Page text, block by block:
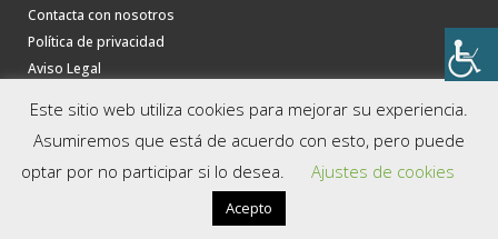
Contacta con nosotros
Política de privacidad
Aviso Legal
Este sitio web utiliza cookies para mejorar su experiencia.
Asumiremos que está de acuerdo con esto, pero puede
optar por no participar si lo desea.
Ajustes de cookies
Acepto